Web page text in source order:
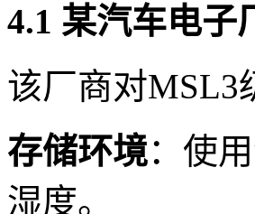
4.1 某汽车电子
该厂商对MSL3
存储环境：使
湿度。